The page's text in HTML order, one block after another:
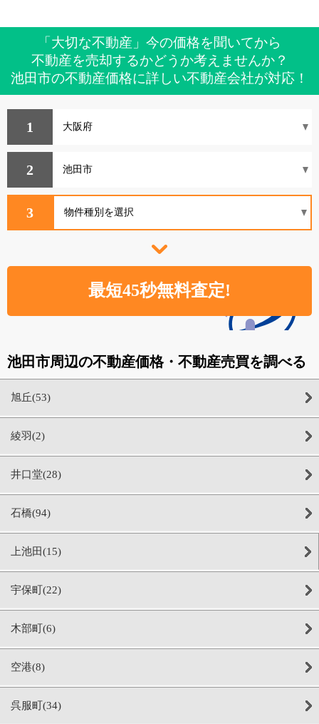
「大切な不動産」今の価格を聞いてから
不動産を売却するかどうか考えませんか？
池田市の不動産価格に詳しい不動産会社が対応！
1
2
3
池田市周辺の不動産価格・不動産売買を調べる
旭丘(53)
綾羽(2)
井口堂(28)
石橋(94)
上池田(15)
宇保町(22)
木部町(6)
空港(8)
呉服町(34)